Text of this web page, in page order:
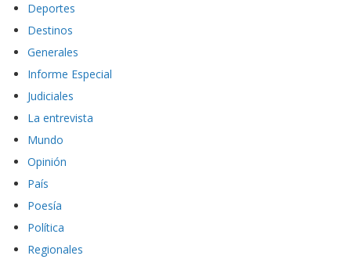
Deportes
Destinos
Generales
Informe Especial
Judiciales
La entrevista
Mundo
Opinión
País
Poesía
Política
Regionales